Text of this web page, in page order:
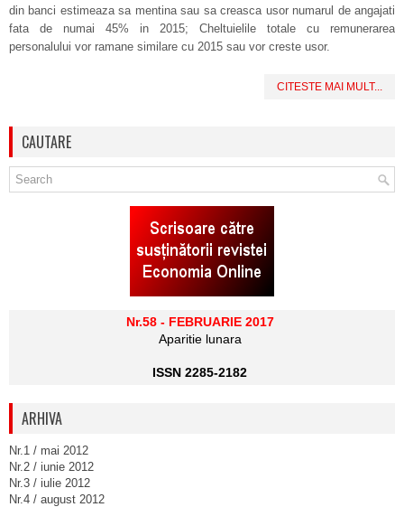
din banci estimeaza sa mentina sau sa creasca usor numarul de angajati
fata de numai 45% in 2015; Cheltuielile totale cu remunerarea
personalului vor ramane similare cu 2015 sau vor creste usor.
CITESTE MAI MULT...
CAUTARE
Nr.58 - FEBRUARIE 2017
Aparitie lunara
ISSN 2285-2182
ARHIVA
Nr.1 / mai 2012
Nr.2 / iunie 2012
Nr.3 / iulie 2012
Nr.4 / august 2012